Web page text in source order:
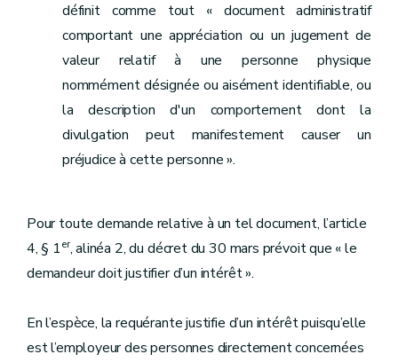
définit comme tout « document administratif
comportant une appréciation ou un jugement de
valeur relatif à une personne physique
nommément désignée ou aisément identifiable, ou
la description d'un comportement dont la
divulgation peut manifestement causer un
préjudice à cette personne ».
Pour toute demande relative à un tel document, l’article
4, § 1er, alinéa 2, du décret du 30 mars prévoit que « le
demandeur doit justifier d’un intérêt ».
En l’espèce, la requérante justifie d’un intérêt puisqu’elle
est l’employeur des personnes directement concernées